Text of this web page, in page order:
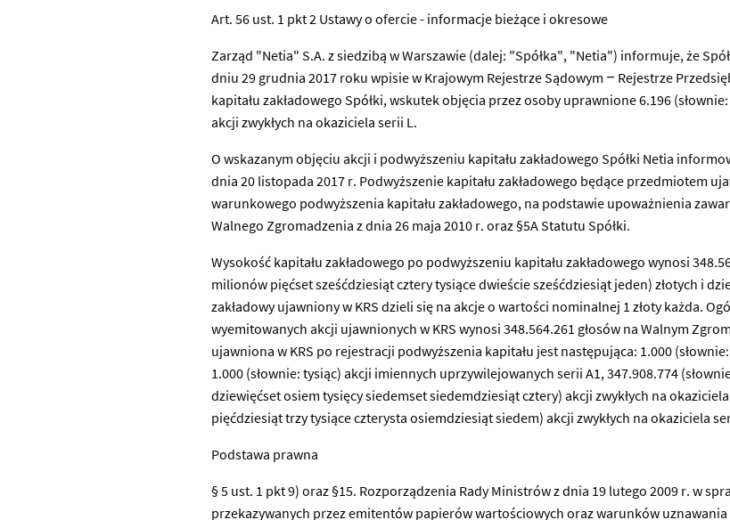
Art. 56 ust. 1 pkt 2 Ustawy o ofercie - informacje bieżące i okresowe
Zarząd "Netia" S.A. z siedzibą w Warszawie (dalej: "Spółka", "Netia") informuje, że
dniu 29 grudnia 2017 roku wpisie w Krajowym Rejestrze Sądowym – Rejestrze
kapitału zakładowego Spółki, wskutek objęcia przez osoby uprawnione 6.196
akcji zwykłych na okaziciela serii L.
O wskazanym objęciu akcji i podwyższeniu kapitału zakładowego Spółki Netia
dnia 20 listopada 2017 r. Podwyższenie kapitału zakładowego będące przedmiotem
warunkowego podwyższenia kapitału zakładowego, na podstawie upoważnienia
Walnego Zgromadzenia z dnia 26 maja 2010 r. oraz §5A Statutu Spółki.
Wysokość kapitału zakładowego po podwyższeniu kapitału zakładowego wynosi
milionów pięćset sześćdziesiąt cztery tysiące dwieście sześćdziesiąt jeden) złotych i
zakładowy ujawniony w KRS dzieli się na akcje o wartości nominalnej 1 złoty każda.
wyemitowanych akcji ujawnionych w KRS wynosi 348.564.261 głosów na Walnym
ujawniona w KRS po rejestracji podwyższenia kapitału jest następująca: 1.000
1.000 (słownie: tysiąc) akcji imiennych uprzywilejowanych serii A1, 347.908.774
dziewięćset osiem tysięcy siedemset siedemdziesiąt cztery) akcji zwykłych na
pięćdziesiąt trzy tysiące czterysta osiemdziesiąt siedem) akcji zwykłych na okaziciela
Podstawa prawna
§ 5 ust. 1 pkt 9) oraz §15. Rozporządzenia Rady Ministrów z dnia 19 lutego 2009 r. w
przekazywanych przez emitentów papierów wartościowych oraz warunków